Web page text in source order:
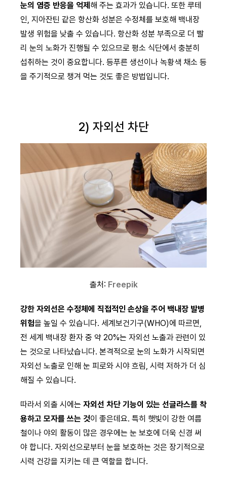
눈의 염증 반응을 억제 해 주는 효과가 있습니다. 또한 루테
인, 지아잔틴 같은 항산화 성분은 수정체를 보호해 백내장
발생 위험을 낮출 수 있습니다. 항산화 성분 부족으로 더 빨
리 눈의 노화가 진행될 수 있으므로 평소 식단에서 충분히
섭취하는 것이 중요합니다. 등푸른 생선이나 녹황색 채소 등
을 주기적으로 챙겨 먹는 것도 좋은 방법입니다.
2) 자외선 차단
출처: Freepik
강한 자외선은 수정체에 직접적인 손상을 주어 백내장 발병
위험을 높일 수 있습니다. 세계보건기구(WHO)에 따르면,
전 세계 백내장 환자 중 약 20%는 자외선 노출과 관련이 있
는 것으로 나타났습니다. 본격적으로 눈의 노화가 시작되면
자외선 노출로 인해 눈 피로와 시야 흐림, 시력 저하가 더 심
해질 수 있습니다.
따라서 외출 시에는 자외선 차단 기능이 있는 선글라스를 착
용하고 모자를 쓰는 것이 좋은데요. 특히 햇빛이 강한 여름
철이나 야외 활동이 많은 경우에는 눈 보호에 더욱 신경 써
야 합니다. 자외선으로부터 눈을 보호하는 것은 장기적으로
시력 건강을 지키는 데 큰 역할을 합니다.